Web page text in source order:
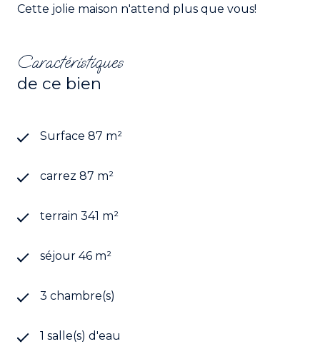
Cette jolie maison n'attend plus que vous!
Caractéristiques
de ce bien
Surface 87 m²
carrez 87 m²
terrain 341 m²
séjour 46 m²
3 chambre(s)
1 salle(s) d'eau